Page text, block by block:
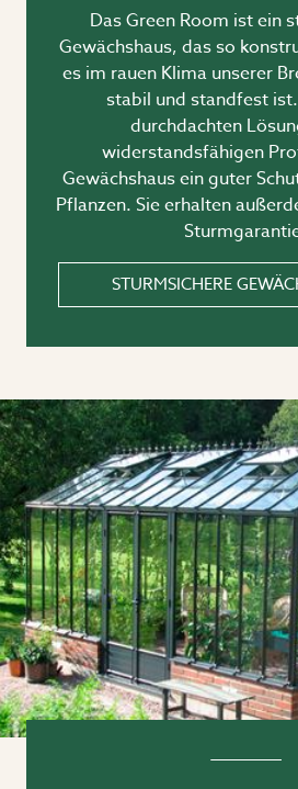
Das Green Room ist ein
Gewächshaus, das so
es im rauen Klima unserer
stabil und standfest
durchdachten
widerstandsfähigen
Gewächshaus ein guter
Pflanzen. Sie erhalten
STURMSICHERE